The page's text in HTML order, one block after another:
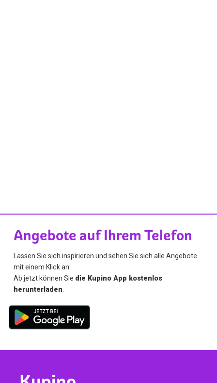
Angebote auf Ihrem Telefon
Lassen Sie sich inspirieren und sehen Sie sich alle Angebote
mit einem Klick an.
Ab jetzt können Sie die Kupino App kostenlos
herunterladen